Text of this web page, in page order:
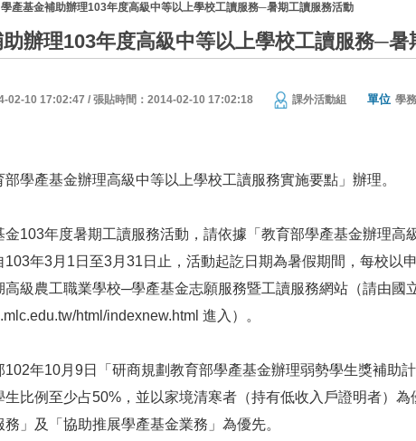
學產基金補助辦理103年度高級中等以上學校工讀服務─暑期工讀服務活動
辦理103年度高級中等以上學校工讀服務─暑
02-10 17:02:47 / 張貼時間：2014-02-10 17:02:18 課外活動組 單位 學
學產基金辦理高級中等以上學校工讀服務實施要點」辦理。
金103年度暑期工讀服務活動，請依據「教育部學產基金辦理高
103年3月 1 日至3月 31 日止，活動起訖日期為暑假期間，每校以
高級農工職業學校─學產基金志願服務暨工讀服務網站（請由國
html/indexnew.html 進入）。
102年10月 9日「研商規劃教育部學產基金辦理弱勢學生獎補助
生比例至少占50% ，並以家境清寒者（持有低收入戶證明者）
」及「協助推展學產基金業務」為優先。